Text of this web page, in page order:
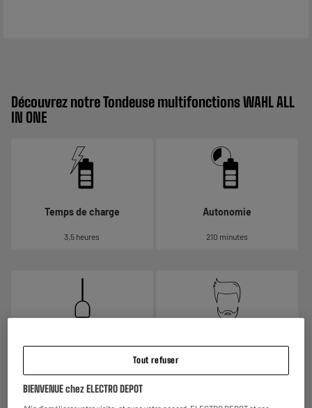
Découvrez notre Tondeuse multifonctions WAHL ALL
IN ONE
Temps de charge
3,5 heures
Autonomie
210 minutes
Alimentation Usage
Tout refuser
BIENVENUE chez ELECTRO DEPOT